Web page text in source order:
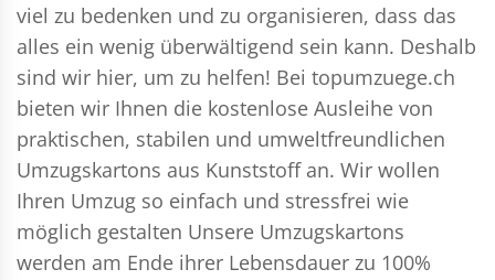
viel zu bedenken und zu organisieren, dass das
alles ein wenig überwältigend sein kann. Deshalb
sind wir hier, um zu helfen! Bei topumzuege.ch
bieten wir Ihnen die kostenlose Ausleihe von
praktischen, stabilen und umweltfreundlichen
Umzugskartons aus Kunststoff an. Wir wollen
Ihren Umzug so einfach und stressfrei wie
möglich gestalten Unsere Umzugskartons
werden am Ende ihrer Lebensdauer zu 100%